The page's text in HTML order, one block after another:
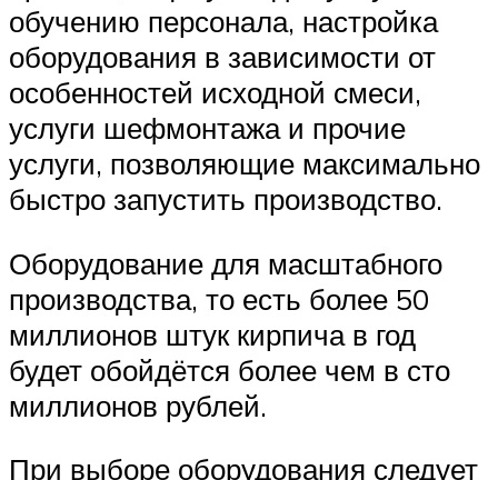
обучению персонала, настройка
оборудования в зависимости от
особенностей исходной смеси,
услуги шефмонтажа и прочие
услуги, позволяющие максимально
быстро запустить производство.
Оборудование для масштабного
производства, то есть более 50
миллионов штук кирпича в год
будет обойдётся более чем в сто
миллионов рублей.
При выборе оборудования следует